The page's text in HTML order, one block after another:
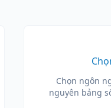
Chọn ngôn
nguyên bảng